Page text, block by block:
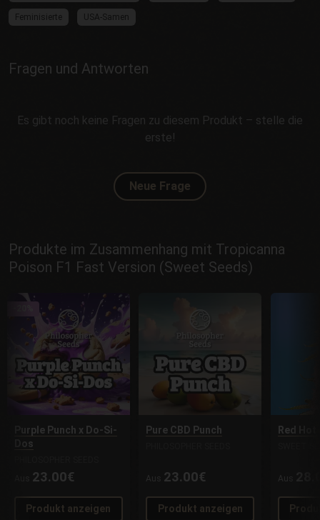
Feminisierte USA-Samen
Fragen und Antworten
Es gibt noch keine Fragen zu diesem Produkt – stelle die
erste!
Neue Frage
Produkte im Zusammenhang mit Tropicanna
Poison F1 Fast Version (Sweet Seeds)
Purple Punch x Do-Si-
Dos
23.00€
Produkt anzeigen
Pure CBD Punch
Aus 23.00€
Produkt anzeigen
Red
Aus